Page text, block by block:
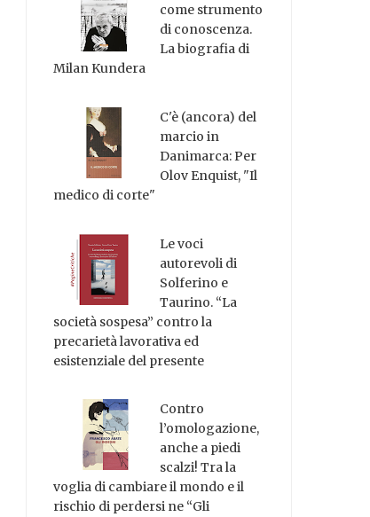
come strumento
di conoscenza.
La biografia di
Milan Kundera
C'è (ancora) del
marcio in
Danimarca: Per
Olov Enquist, "Il
medico di corte"
Le voci
autorevoli di
Solferino e
Taurino. “La
società sospesa” contro la
precarietà lavorativa ed
esistenziale del presente
Contro
l’omologazione,
anche a piedi
scalzi! Tra la
voglia di cambiare il mondo e il
rischio di perdersi ne “Gli